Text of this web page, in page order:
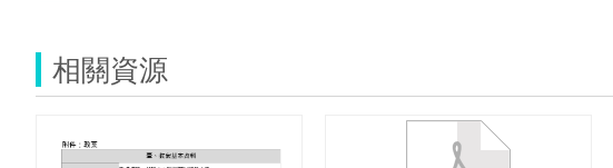
相關資源